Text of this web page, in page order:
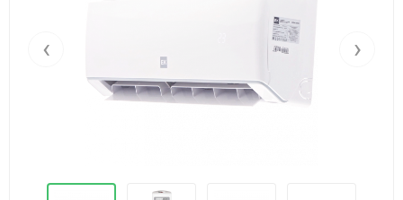
‹ ›